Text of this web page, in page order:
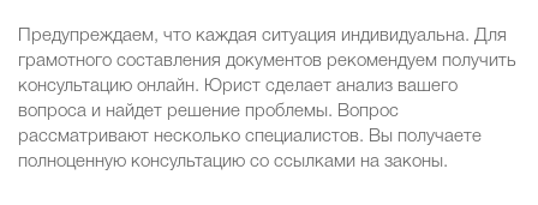
Предупреждаем, что каждая ситуация индивидуальна. Для
грамотного составления документов рекомендуем получить
консультацию онлайн. Юрист сделает анализ вашего
вопроса и найдет решение проблемы. Вопрос
рассматривают несколько специалистов. Вы получаете
полноценную консультацию со ссылками на законы.